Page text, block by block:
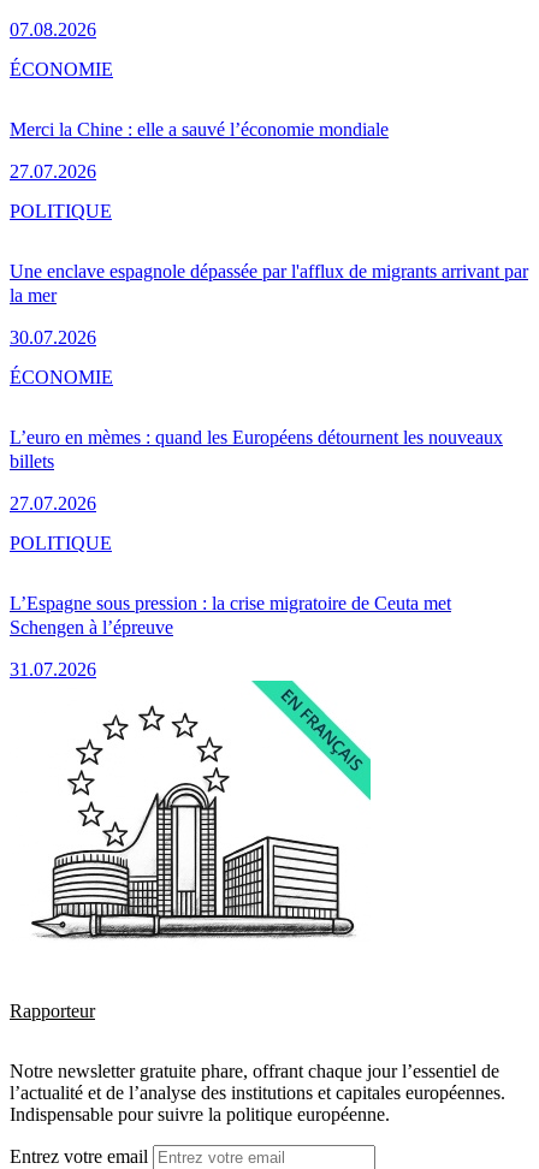
07.08.2026
Merci la Chine : elle a sauvé l’économie mondiale
27.07.2026
ÉCONOMIE
Une enclave espagnole dépassée par l'afflux de migrants arrivant par
la mer
30.07.2026
POLITIQUE
L’euro en mèmes : quand les Européens détournent les nouveaux
billets
27.07.2026
ÉCONOMIE
L’Espagne sous pression : la crise migratoire de Ceuta met
Schengen à l’épreuve
31.07.2026
POLITIQUE
Rapporteur
Notre newsletter gratuite phare, offrant chaque jour l’essentiel de
l’actualité et de l’analyse des institutions et capitales européennes.
Indispensable pour suivre la politique européenne.
Entrez votre email